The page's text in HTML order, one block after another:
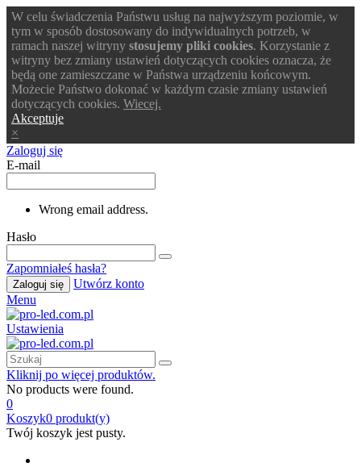
W celu świadczenia Państwu usług na najwyższym poziomie, w
tym w sposób dostosowany do indywidualnych potrzeb, w
ramach naszej witryny stosujemy pliki cookies. Korzystanie z
witryny bez zmiany ustawień dotyczących cookies oznacza, że
będą one zamieszczane w Państwa urządzeniu końcowym.
Możecie Państwo dokonać w każdym czasie zmiany ustawień
dotyczących cookies. Wiecej.
Akceptuje
×
Zaloguj się
E-mail
Wrong email address.
Hasło
Zapomniałeś hasła?
Zaloguj się
Utwórz konto
Menu
Ustawienia
Kliknij po więcej produktów.
No products were found.
0
Koszyk0 produkt(y)
Twój koszyk jest pusty.